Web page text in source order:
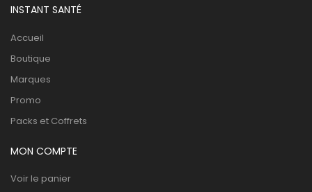
INSTANT SANTÉ
Accueil
Boutique
Marques
Promo
Packs et Coffrets
MON COMPTE
Voir le panier